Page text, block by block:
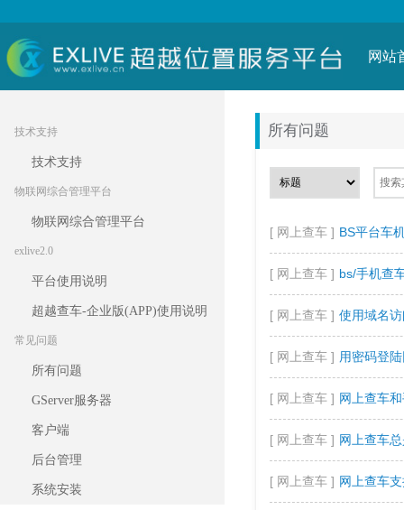
网站
技术支持
技术支持
物联网综合管理平台
物联网综合管理平台
exlive2.0
平台使用说明
超越查车-企业版(APP)使用说明
常见问题
所有问题
GServer服务器
客户端
后台管理
系统安装
所有问题
[ 网上查车 ] BS平台车
[ 网上查车 ] bs/手机查
[ 网上查车 ] 使用域名
[ 网上查车 ] 用密码登
[ 网上查车 ] 网上查车
[ 网上查车 ] 网上查车
[ 网上查车 ] 网上查车